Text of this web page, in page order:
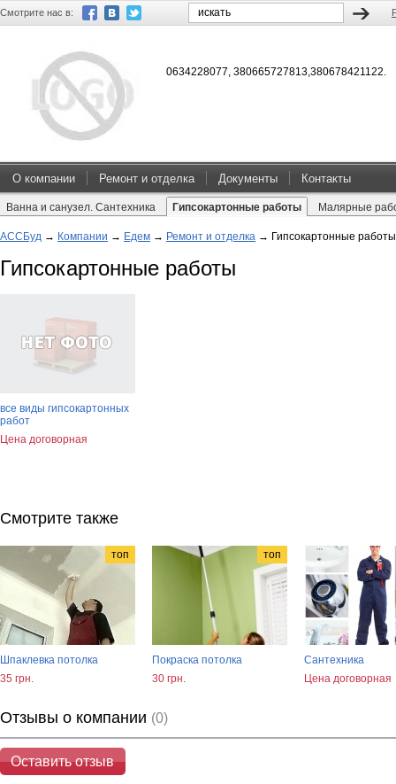
Смотрите нас в:
0634228077, 380665727813,380678421122.
О компании Ремонт и отделка Документы Контакты
Ванна и санузел. Сантехника Гипсокартонные работы Малярные
АССБуд → Компании → Едем → Ремонт и отделка → Гипсокартонные работы
Гипсокартонные работы
все виды гипсокартонных
работ
Цена договорная
Смотрите также
топ
Шпаклевка потолка
35 грн.
топ
Покраска потолка
30 грн.
Сантехника
Цена договорная
Отзывы о компании (0)
Оставить отзыв